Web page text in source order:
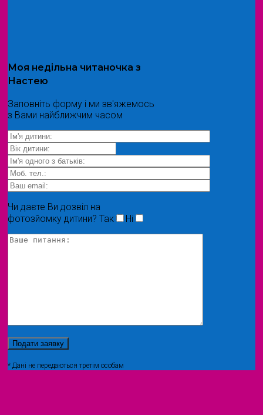
Моя недільна читаночка з
Настею
Заповніть форму і ми зв'яжемось
з Вами найближчим часом
Чи даєте Ви дозвіл на
фотозйомку дитини? Так Ні
* Дані не передаються третім особам